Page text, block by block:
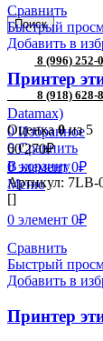
Поиск
8 (996) 252-
8 (918) 628-
0Избранное
0 Сравнить
0элемент 0₽
Меню
0 элемент 0₽
Сравнить
Быстрый
Добавить в
Принтер
Datamax)
Оценка0из 5
60'270₽
В корзину
Артикул: 7LB-
[]
Сравнить
Быстрый
Добавить в
Принтер